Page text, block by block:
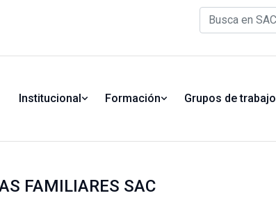
Institucional Formación Grupos de trabajo
FAMILIARES SAC